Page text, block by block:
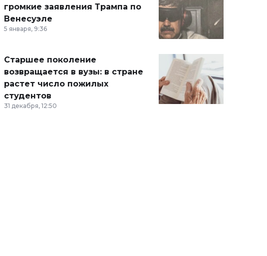
громкие заявления Трампа по
Венесуэле
5 января, 9:36
Старшее поколение
возвращается в вузы: в стране
растет число пожилых
студентов
31 декабря, 12:50